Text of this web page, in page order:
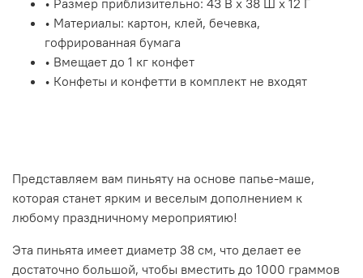
• Материалы: картон, клей, бечевка,
гофрированная бумага
• Вмещает до 1 кг конфет
• Конфеты и конфетти в комплект не входят
Представляем вам пиньяту на основе папье-маше,
которая станет ярким и веселым дополнением к
любому праздничному мероприятию!
Эта пиньята имеет диаметр 38 см, что делает ее
достаточно большой, чтобы вместить до 1000 граммов